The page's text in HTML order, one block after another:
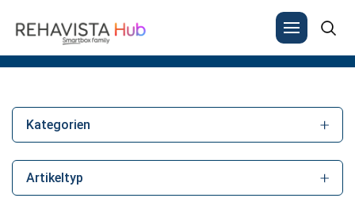
for:
Kategorien
Artikeltyp